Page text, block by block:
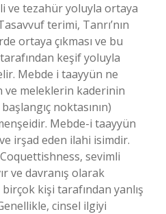
ve tezahür yoluyla ortaya
terimi, Tanrı’nın
ortaya çıkması ve bu
tarafından keşif yoluyla
Mebde i taayyün ne
ve meleklerin kaderinin
​​noktasının)
Mebde-i taayyün
irşad eden ilahi isimdir.
sevimli
ve davranış olarak
birçok kişi tarafından yanlış
cinsel ilgiyi